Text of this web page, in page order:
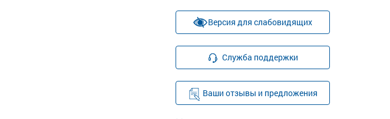
Версия для слабовидящих
Служба поддержки
Ваши отзывы и предложения